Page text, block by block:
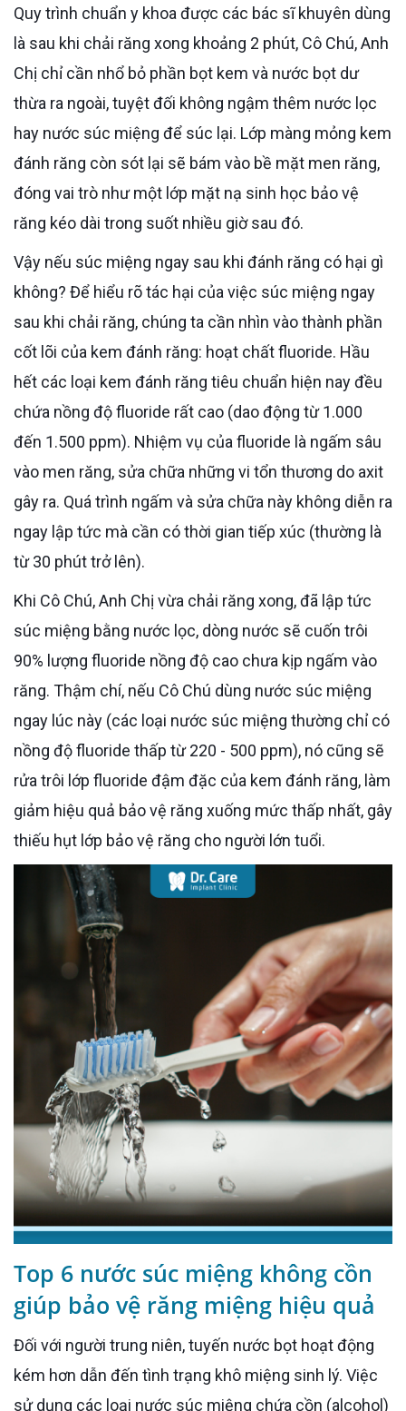
Quy trình chuẩn y khoa được các bác sĩ khuyên dùng
là sau khi chải răng xong khoảng 2 phút, Cô Chú, Anh
Chị chỉ cần nhổ bỏ phần bọt kem và nước bọt dư
thừa ra ngoài, tuyệt đối không ngậm thêm nước lọc
hay nước súc miệng để súc lại. Lớp màng mỏng kem
đánh răng còn sót lại sẽ bám vào bề mặt men răng,
đóng vai trò như một lớp mặt nạ sinh học bảo vệ
răng kéo dài trong suốt nhiều giờ sau đó.
Vậy nếu súc miệng ngay sau khi đánh răng có hại gì
không? Để hiểu rõ tác hại của việc súc miệng ngay
sau khi chải răng, chúng ta cần nhìn vào thành phần
cốt lõi của kem đánh răng: hoạt chất fluoride. Hầu
hết các loại kem đánh răng tiêu chuẩn hiện nay đều
chứa nồng độ fluoride rất cao (dao động từ 1.000
đến 1.500 ppm). Nhiệm vụ của fluoride là ngấm sâu
vào men răng, sửa chữa những vi tổn thương do axit
gây ra. Quá trình ngấm và sửa chữa này không diễn ra
ngay lập tức mà cần có thời gian tiếp xúc (thường là
từ 30 phút trở lên).
Khi Cô Chú, Anh Chị vừa chải răng xong, đã lập tức
súc miệng bằng nước lọc, dòng nước sẽ cuốn trôi
90% lượng fluoride nồng độ cao chưa kịp ngấm vào
răng. Thậm chí, nếu Cô Chú dùng nước súc miệng
ngay lúc này (các loại nước súc miệng thường chỉ có
nồng độ fluoride thấp từ 220 - 500 ppm), nó cũng sẽ
rửa trôi lớp fluoride đậm đặc của kem đánh răng, làm
giảm hiệu quả bảo vệ răng xuống mức thấp nhất, gây
thiếu hụt lớp bảo vệ răng cho người lớn tuổi.
Top 6 nước súc miệng không cồn
giúp bảo vệ răng miệng hiệu quả
Đối với người trung niên, tuyến nước bọt hoạt động
kém hơn dẫn đến tình trạng khô miệng sinh lý. Việc
sử dụng các loại nước súc miệng chứa cồn (alcohol)